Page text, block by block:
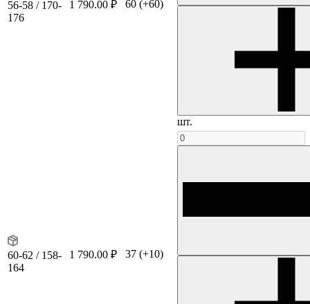
56-58 / 170-
176
1 790.00 ₽ 60 (+60)
шт.
60-62 / 158-
164
1 790.00 ₽ 37 (+10)